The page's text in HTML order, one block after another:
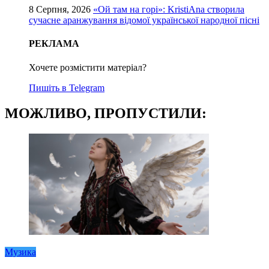
8 Серпня, 2026 «Ой там на горі»: KristiAna створила
сучасне аранжування відомої української народної пісні
РЕКЛАМА
Хочете розмістити матеріал?
Пишіть в Telegram
МОЖЛИВО, ПРОПУСТИЛИ:
Музика